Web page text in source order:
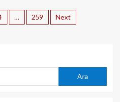
… 259 Next
Ara